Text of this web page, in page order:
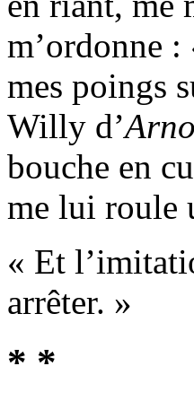
m’ordonne
mes poings
Willy d’
bouche en
me lui roule
« Et
arrêter. »
* *